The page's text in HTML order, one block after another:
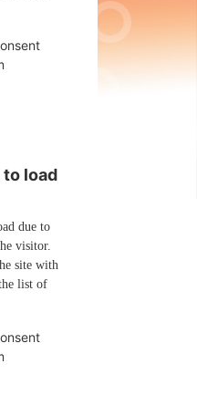
load
due to
visitor.
site with
list of